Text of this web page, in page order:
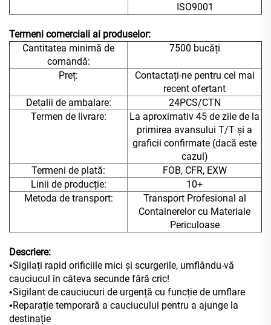
ISO9001
Termeni comerciali ai produselor:
Cantitatea minimă de
comandă:
7500 bucăți
Preț:
Contactați-ne pentru cel mai
recent ofertant
Detalii de ambalare:
24PCS/CTN
Termen de livrare:
La aproximativ 45 de zile de la
primirea avansului T/T și a
graficii confirmate (dacă este
cazul)
Termeni de plată:
FOB, CFR, EXW
Linii de producție:
10+
Metoda de transport:
Transport Profesional al
Containerelor cu Materiale
Periculoase
Descriere:
•Sigilați rapid orificiile mici și scurgerile, umflându-vă
cauciucul în câteva secunde fără cric!
•Sigilant de cauciucuri de urgență cu funcție de umflare
•Reparație temporară a cauciucului pentru a ajunge la
destinație